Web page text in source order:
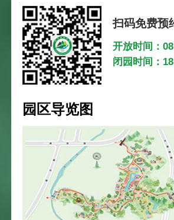
扫码免费预
开放时间：
闭园时间：
园区导览图